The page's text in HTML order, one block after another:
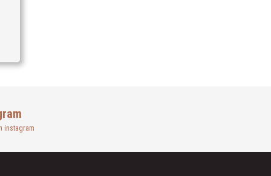
instagram